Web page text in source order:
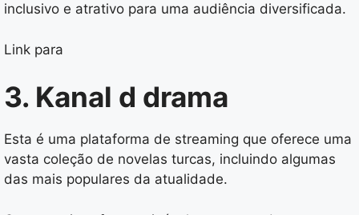
inclusivo e atrativo para uma audiência diversificada.
Link para
3. Kanal d drama
Esta é uma plataforma de streaming que oferece uma
vasta coleção de novelas turcas, incluindo algumas
das mais populares da atualidade.